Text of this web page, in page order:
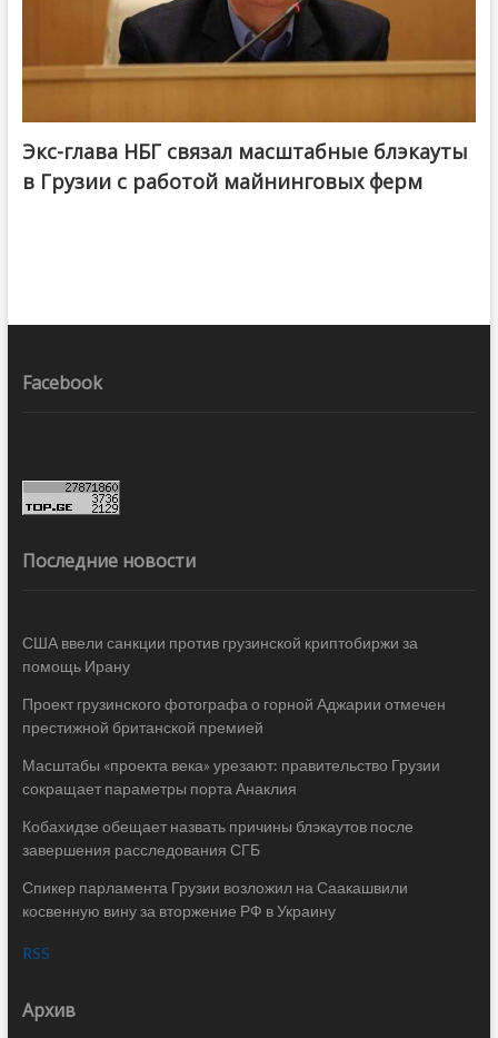
Экс-глава НБГ связал масштабные блэкауты
в Грузии с работой майнинговых ферм
Facebook
Последние новости
США ввели санкции против грузинской криптобиржи за
помощь Ирану
Проект грузинского фотографа о горной Аджарии отмечен
престижной британской премией
Масштабы «проекта века» урезают: правительство Грузии
сокращает параметры порта Анаклия
Кобахидзе обещает назвать причины блэкаутов после
завершения расследования СГБ
Спикер парламента Грузии возложил на Саакашвили
косвенную вину за вторжение РФ в Украину
RSS
Архив